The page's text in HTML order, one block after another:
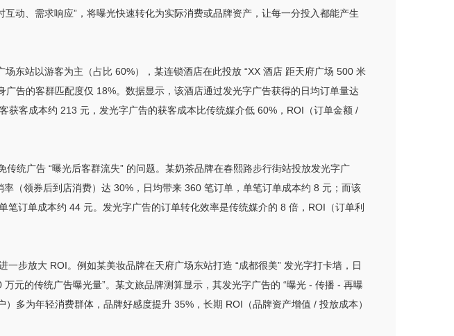
动、需求响应”，将曝光快速转化为实际消费或品牌资产，让每一分投入都能产生
东站以游客为主（占比 60%），某连锁酒店在此投放 “XX 酒店 距天府广场 500 米
告的客群匹配度仅 18%。数据显示，该酒店通过发光字广告获得的日均订单量达
客成本约 213 元，发光字广告的获客成本比传统媒介低 60%，ROI（订单金额 /
统广告 “曝光后客群流失” 的问题。某奶茶品牌在春熙路步行街站投放发光字广
（领券后到店消费）达 30%，日均带来 360 笔订单，单笔订单成本约 8 元；而该
订单成本约 44 元。发光字广告的订单转化效率是传统媒介的 8 倍，ROI（订单利
一步放大 ROI。例如某美妆品牌在天府广场东站打造 “成都很美” 发光字打卡墙，日
元的传统广告曝光量”。某文旅品牌测算显示，其发光字广告的 “曝光 - 传播 - 再曝
多为年轻消费群体，品牌好感度提升 35%，长期 ROI（品牌资产增值 / 投放成本）